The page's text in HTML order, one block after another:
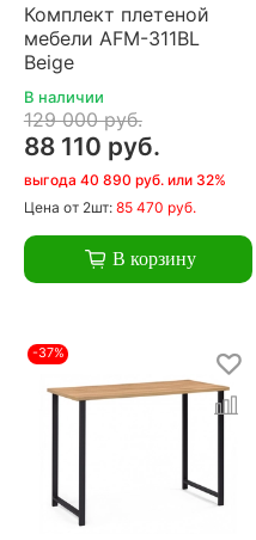
Комплект плетеной
мебели AFM-311BL
Beige
В наличии
129 000 руб.
88 110 руб.
выгода 40 890 руб. или 32%
Цена от 2шт: 85 470 руб.
В корзину
-37%